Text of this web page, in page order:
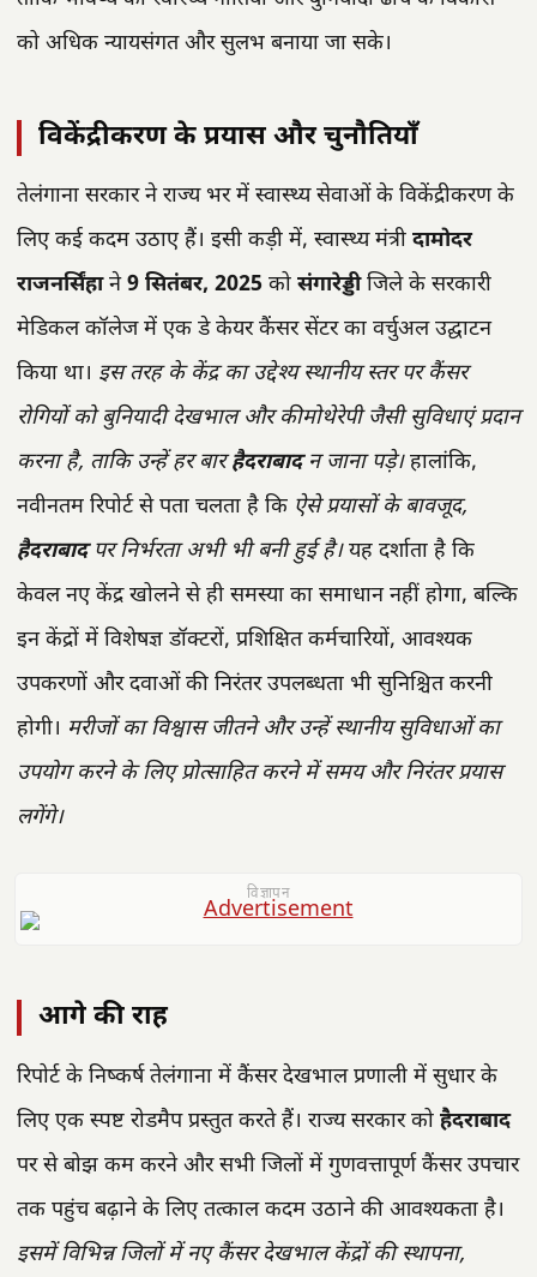
को अधिक न्यायसंगत और सुलभ बनाया जा सके।
विकेंद्रीकरण के प्रयास और चुनौतियाँ
तेलंगाना सरकार ने राज्य भर में स्वास्थ्य सेवाओं के विकेंद्रीकरण के
लिए कई कदम उठाए हैं। इसी कड़ी में, स्वास्थ्य मंत्री दामोदर
राजनर्सिंहाने9 सितंबर, 2025 को संगारेड्डीजिले के सरकारी
मेडिकल कॉलेज में एक डे केयर कैंसर सेंटर का वर्चुअल उद्घाटन
किया था। इस तरह के केंद्र का उद्देश्य स्थानीय स्तर पर कैंसर
रोगियों को बुनियादी देखभाल और कीमोथेरेपी जैसी सुविधाएं प्रदान
करना है, ताकि उन्हें हर बारहैदराबादन जाना पड़े।हालांकि,
नवीनतम रिपोर्ट से पता चलता है कि ऐसे प्रयासों के बावजूद,
हैदराबादपर निर्भरता अभी भी बनी हुई है।यह दर्शाता है कि
केवल नए केंद्र खोलने से ही समस्या का समाधान नहीं होगा, बल्कि
इन केंद्रों में विशेषज्ञ डॉक्टरों, प्रशिक्षित कर्मचारियों, आवश्यक
उपकरणों और दवाओं की निरंतर उपलब्धता भी सुनिश्चित करनी
होगी। मरीजों का विश्वास जीतने और उन्हें स्थानीय सुविधाओं का
उपयोग करने के लिए प्रोत्साहित करने में समय और निरंतर प्रयास
लगेंगे।
विज्ञापन
आगे की राह
रिपोर्ट के निष्कर्ष तेलंगाना में कैंसर देखभाल प्रणाली में सुधार के
लिए एक स्पष्ट रोडमैप प्रस्तुत करते हैं। राज्य सरकार को हैदराबाद
पर से बोझ कम करने और सभी जिलों में गुणवत्तापूर्ण कैंसर उपचार
तक पहुंच बढ़ाने के लिए तत्काल कदम उठाने की आवश्यकता है।
इसमें विभिन्न जिलों में नए कैंसर देखभाल केंद्रों की स्थापना,